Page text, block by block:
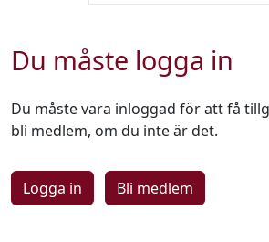
Du måste logga in
Du måste vara inloggad för att få
bli medlem, om du inte är det.
Logga in